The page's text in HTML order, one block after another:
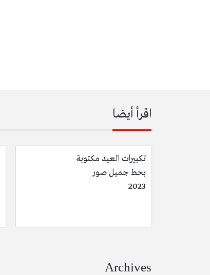
اقرأ أيضا
تكبيرات العيد مكتوبة
بخط جميل صور
2023
Archives